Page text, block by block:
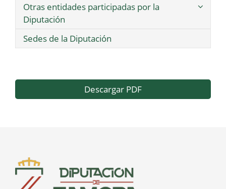
Otras entidades participadas por la
Diputación
Sedes de la Diputación
Descargar PDF